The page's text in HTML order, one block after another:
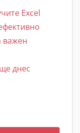
Excel
важен
днес